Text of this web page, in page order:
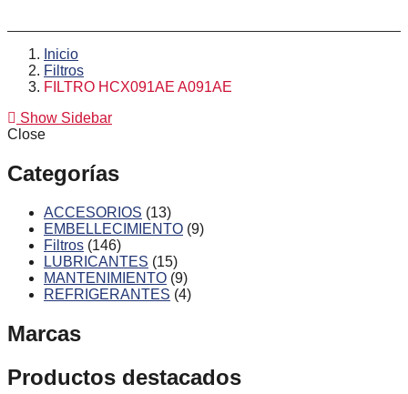
Inicio
Filtros
FILTRO HCX091AE A091AE
Show Sidebar
Close
Categorías
ACCESORIOS
13
EMBELLECIMIENTO 9
Filtros 146
LUBRICANTES
15
MANTENIMIENTO 9
REFRIGERANTES 4
Marcas
Productos destacados